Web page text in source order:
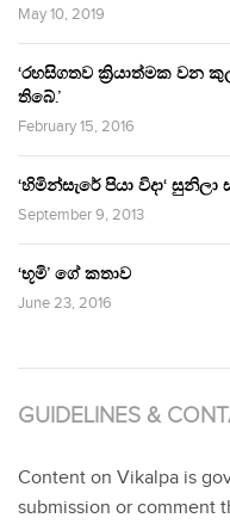
May 10, 2019
‘රහසිගතව ක්‍රියාත්මක වන
තිබේ.’
February 15, 2016
‘හිමින්සැරේ පියා විදා‘
September 9, 2013
‘භූමි’ ගේ කතාව
June 23, 2016
GUIDELINES &
Content on Vikalpa is
submission or comment